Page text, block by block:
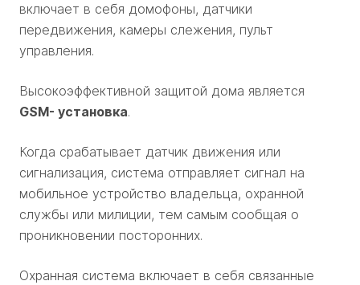
включает в себя домофоны, датчики
передвижения, камеры слежения, пульт
управления.
Высокоэффективной защитой дома является
GSM- установка.
Когда срабатывает датчик движения или
сигнализация, система отправляет сигнал на
мобильное устройство владельца, охранной
службы или милиции, тем самым сообщая о
проникновении посторонних.
Охранная система включает в себя связанные